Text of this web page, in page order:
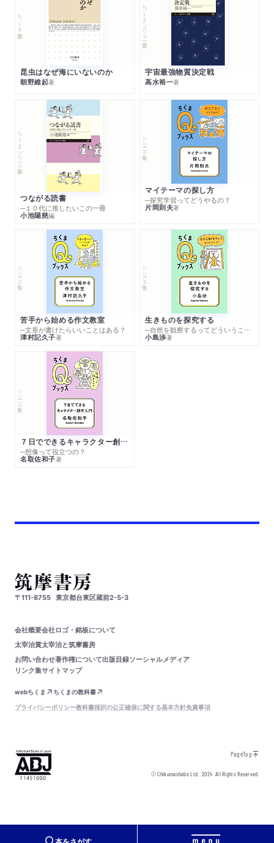
ちくま新書
昆虫はなぜ海にいないのか
朝野維起著
ちくまプリマー新書
宇宙最強物質決定戦
高水裕一著
ちくまプリマー新書
つながる読書
─１０代に推したいこの一冊
小池陽慈編
シリーズ・全集
マイテーマの探し方
─探究学習ってどうやるの？
片岡則夫著
シリーズ・全集
苦手から始める作文教室
─文章が書けたらいいことはある？
津村記久子著
シリーズ・全集
生きものを探究する
─自然を観察するってどういうこと？
小島渉著
シリーズ・全集
７日でできるキャラクター創作入門
─想像って役立つの？
名取佐和子著
〒111-8755 東京都台東区蔵前2-5-3
会社概要会社ロゴ・銘板について
太宰治賞太宰治と筑摩書房
お問い合わせ著作権について出版目録ソーシャルメディア
リンク集サイトマップ
webちくま
ちくまの教科書
プライバシーポリシー教科書採択の公正確保に関する基本方針免責事項
PageTop
© Chikumashobo Ltd.2024 All Rights Reserved.